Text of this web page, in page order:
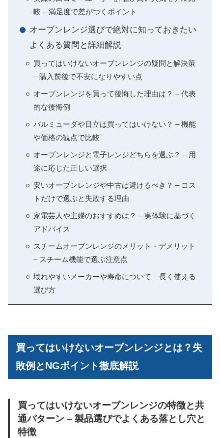
較 – 満足度で差がつくポイント
オーブンレンジ選びで絶対に知っておきたい
よくある質問と詳細解説
買ってはいけないオーブンレンジの疑問と解決策
– 購入前後で不安になりやすい点
オーブンレンジを買って後悔した理由は？ – 代表
的な後悔例
バルミューダや日立は買ってはいけない？ – 機能
や価格の観点で比較
オーブンレンジと電子レンジどちらを選ぶ？ – 用
途に応じた正しい選択
安いオーブンレンジや中古は避けるべき？ – コス
トだけで選ぶと失敗する理由
家電芸人や主婦のおすすめは？ – 実体験に基づく
アドバイス
スチームオーブンレンジのメリット・デメリット
– スチーム機能で選ぶ注意点
壊れやすいメーカーや寿命について – 長く使える
選び方
買ってはいけないオーブンレンジとは？失
敗例とNGポイント徹底解説
買ってはいけないオーブンレンジの特徴と共
通パターン – 製品選びでよくある落とし穴と
特徴